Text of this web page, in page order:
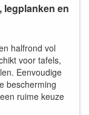
legplanken en
halfrond vol
voor tafels,
Eenvoudige
bescherming
ruime keuze